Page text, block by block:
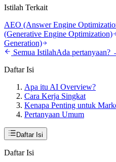
Istilah Terkait
AEO (Answer Engine
(Generative Engine Optimization)
Generation)
Semua IstilahAda pertanyaan?
Daftar Isi
Apa itu AI Overview?
Cara Kerja Singkat
Kenapa Penting untuk
Pertanyaan Umum
Daftar Isi
Daftar Isi